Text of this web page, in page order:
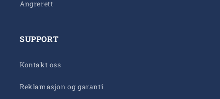
Angrerett
SUPPORT
Kontakt oss
Reklamasjon og garanti